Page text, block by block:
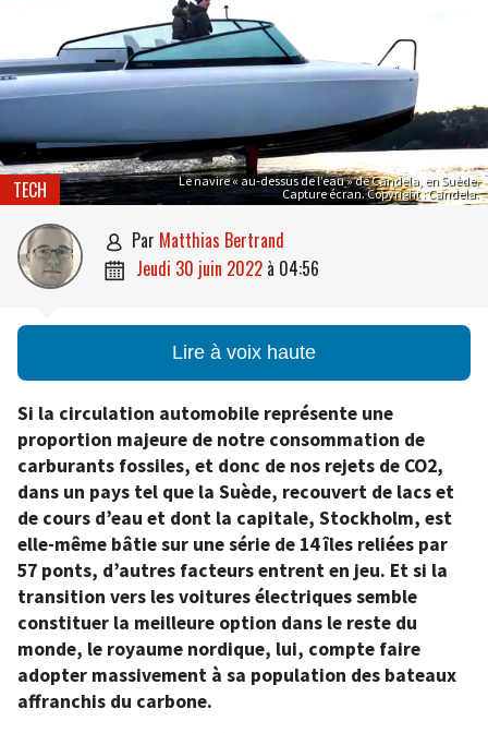
Le navire « au-dessus de l’eau » de Candela, en Suède.
Capture écran. Copyright : Candela.
TECH
 par Matthias Bertrand
 jeudi 30 juin 2022 à 04:56
Lire à voix haute
Si la circulation automobile représente une
proportion majeure de notre consommation de
carburants fossiles, et donc de nos rejets de CO2,
dans un pays tel que la Suède, recouvert de lacs et
de cours d’eau et dont la capitale, Stockholm, est
elle-même bâtie sur une série de 14 îles reliées par
57 ponts, d’autres facteurs entrent en jeu. Et si la
transition vers les voitures électriques semble
constituer la meilleure option dans le reste du
monde, le royaume nordique, lui, compte faire
adopter massivement à sa population des bateaux
affranchis du carbone.